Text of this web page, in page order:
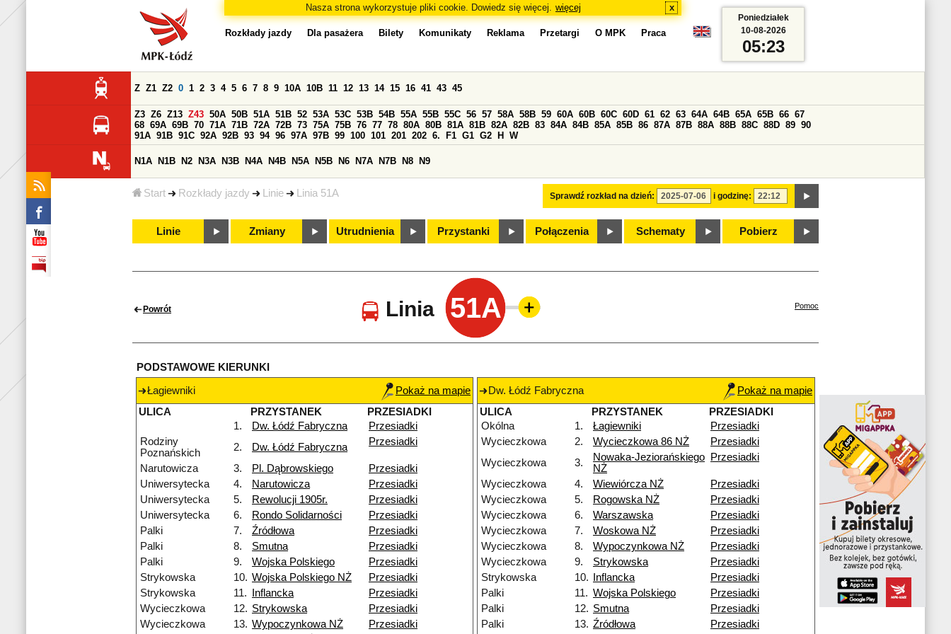
Nasza strona wykorzystuje pliki cookie. Dowiedz się więcej. więcej x
Start Rozkłady jazdy Linie Linia 51A
Rozkłady jazdy Dla pasażera Bilety Komunikaty Reklama Przetargi O MPK Praca
Sprawdź rozkład na dzień: i godzinę:
Z Z1 Z2 0 1 2 3 4 5 6 7 8 9 10A 10B 11 12 13 14 15 16 41 43 45
Z3 Z6 Z13 Z43 50A 50B 51A 51B 52 53A 53C 53B 54B 55A 55B 55C 56 57 58A 58B 59 60A 60B 60C 60D 61 62 63 64A 64B 65A 65B 66 67
68 69A 69B 70 71A 71B 72A 72B 73 75A 75B 76 77 78 80A 80B 81A 81B 82A 82B 83 84A 84B 85A 85B 86 87A 87B 88A 88B 88C 88D 89 90
91A 91B 91C 92A 92B 93 94 96 97A 97B 99 100 101 201 202 6. F1 G1 G2 H W
N1A N1B N2 N3A N3B N4A N4B N5A N5B N6 N7A N7B N8 N9
Linie Zmiany Utrudnienia Przystanki Połączenia Schematy Pobierz
Poniedziałek
10-08-2026
05:23
Powrót Linia 51A Pomoc
PODSTAWOWE KIERUNKI
Łagiewniki
Pokaż na mapie
ULICA
PRZYSTANEK
PRZESIADKI
1.
Dw. Łódź Fabryczna
Przesiadki
Rodziny
Poznańskich
2. Dw. Łódź Fabryczna Przesiadki
Narutowicza 3. Pl. Dąbrowskiego
Przesiadki
Uniwersytecka
4. Narutowicza
Przesiadki
Uniwersytecka
5. Rewolucji 1905r.
Przesiadki
Uniwersytecka
6. Rondo Solidarności
Przesiadki
Palki
7. Źródłowa
Przesiadki
Palki
8. Smutna
Przesiadki
Palki
9. Wojska Polskiego
Przesiadki
Strykowska
10. Wojska Polskiego NŻ
Przesiadki
Strykowska
11. Inflancka
Przesiadki
Wycieczkowa
12. Strykowska
Przesiadki
Wycieczkowa
13. Wypoczynkowa NŻ Przesiadki
Dw. Łódź Fabryczna
Pokaż na mapie
ULICA
PRZYSTANEK
PRZESIADKI
Okólna
1. Łagiewniki
Przesiadki
Wycieczkowa
2. Wycieczkowa 86 NŻ
Przesiadki
Wycieczkowa
3.
Nowaka-Jeziorańskiego
NŻ
Przesiadki
Wycieczkowa 4. Wiewiórcza NŻ
Przesiadki
Wycieczkowa
5. Rogowska NŻ
Przesiadki
Wycieczkowa
6. Warszawska
Przesiadki
Wycieczkowa
7. Woskowa NŻ
Przesiadki
Wycieczkowa
8. Wypoczynkowa NŻ
Przesiadki
Wycieczkowa
9. Strykowska
Przesiadki
Strykowska
10. Inflancka
Przesiadki
Palki
11. Wojska Polskiego
Przesiadki
Palki
12. Smutna
Przesiadki
Palki
13. Źródłowa Przesiadki